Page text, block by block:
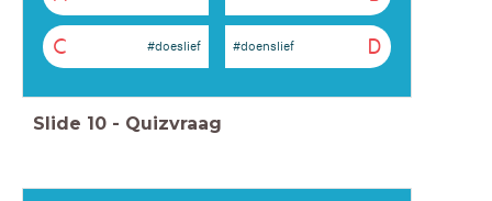
C #doeslief D
#doenslief
Slide 10 - Quizvraag